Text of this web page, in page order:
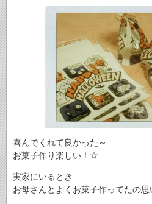
喜んでくれて良かった～
お菓子作り楽しい！☆
実家にいるとき
お母さんとよくお菓子作ってたの思